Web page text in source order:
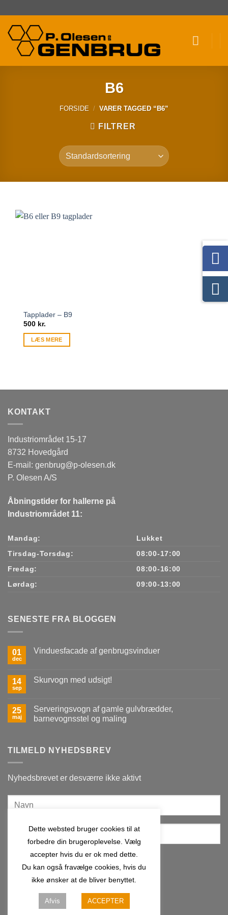
indhold
B6
FORSIDE / VARER TAGGED “B6”
FILTRER
Tapplader – B9
500 kr.
LÆS MERE
KONTAKT
Industriområdet 15-17
8732 Hovedgård
E-mail: genbrug@p-olesen.dk
P. Olesen A/S
Åbningstider for hallerne på
Industriområdet 11:
Mandag:
Lukket
Tirsdag-Torsdag:
08:00-17:00
Fredag:
08:00-16:00
Lørdag:
09:00-13:00
SENESTE FRA BLOGGEN
01
dec
Vinduesfacade af genbrugsvinduer
Vinduesfacade
14
sep
Skurvogn med udsigt!
Skurvogn
med
udsigt!
25
maj
Serveringsvogn af gamle gulvbrædder,
barnevognsstel og maling
Serveringsvogn
af
barnevognsstel
og
TILMELD NYHEDSBREV
Nyhedsbrevet er desværre ikke aktivt
Dette websted bruger cookies til at
forbedre din brugeroplevelse. Vælg
accepter hvis du er ok med dette.
Du kan også fravælge cookies, hvis du
ikke ønsker at de bliver benyttet.
Afvis ACCEPTER